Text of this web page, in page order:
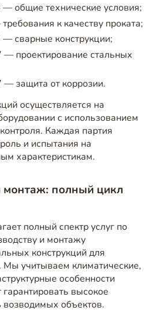
общие технические условия;
к качеству проката;
сварные конструкции;
проектирование стальных
защита от коррозии.
осуществляется на
с использованием
Каждая партия
и испытания на
характеристикам.
монтаж: полный цикл
полный спектр услуг по
и монтажу
конструкций для
Мы учитываем климатические,
особенности
высокое
возводимых объектов.